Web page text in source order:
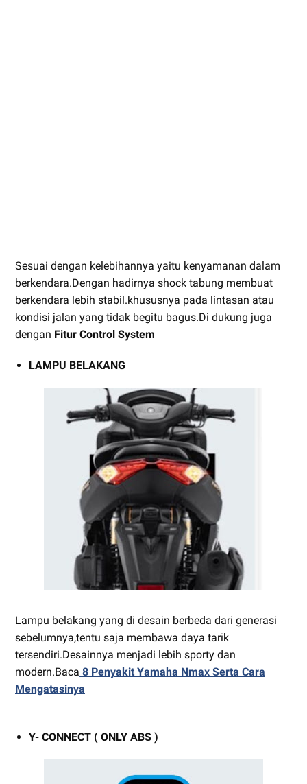
Sesuai dengan kelebihannya yaitu kenyamanan dalam
berkendara.Dengan hadirnya shock tabung membuat
berkendara lebih stabil.khususnya pada lintasan atau
kondisi jalan yang tidak begitu bagus.Di dukung juga
dengan Fitur Control System
LAMPU BELAKANG
Lampu belakang yang di desain berbeda dari generasi
sebelumnya,tentu saja membawa daya tarik
tersendiri.Desainnya menjadi lebih sporty dan
modern.Baca 8 Penyakit Yamaha Nmax Serta Cara
Mengatasinya
Y- CONNECT ( ONLY ABS )